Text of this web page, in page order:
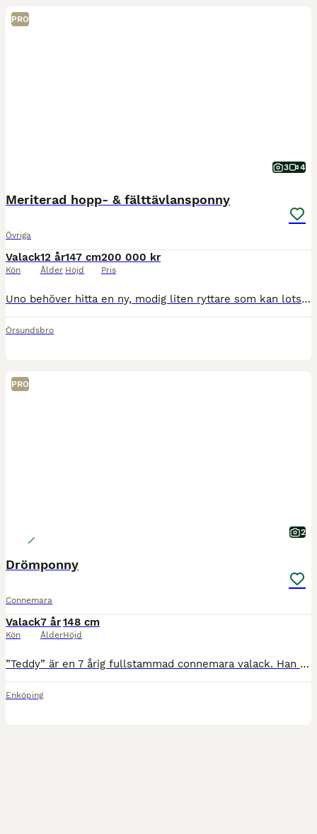
PRO
3 4
Meriterad hopp- & fälttävlansponny
Övriga
Valack
Kön
12 år
Ålder
147 cm
Höjd
200 000 kr
Pris
Uno behöver hitta en ny, modig liten ryttare som kan lotsa honom på hopp- & terrängbanorna framöver! Denna meriterade Fälttävlansponny har framtiden för sig tillsammans med rätt pilot! Uno kom till
Örsundsbro
PRO
2
Drömponny
Connemara
Valack
Kön
7 år
Ålder
148 cm
Höjd
”Teddy” är en 7 årig fullstammad connemara valack. Han har tävlat med mycket stabila och fina resultat upp till och med LA i hoppning. 2024 tävlade han ungponny SM där han kom på en tredjeplats och be
Enköping